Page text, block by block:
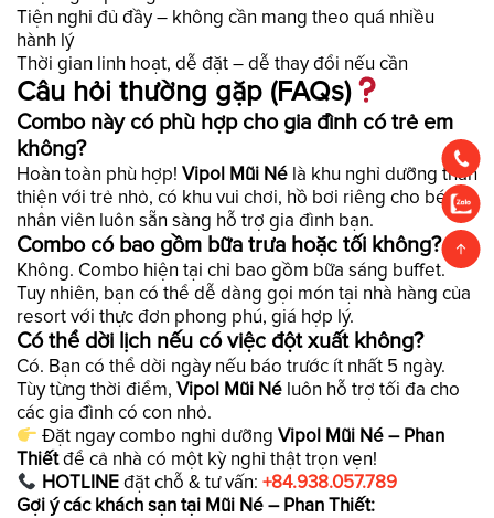
Tiện nghi đủ đầy – không cần mang theo quá nhiều
hành lý
Thời gian linh hoạt, dễ đặt – dễ thay đổi nếu cần
Câu hỏi thường gặp (FAQs)
Combo này có phù hợp cho gia đình có trẻ em
không?
Hoàn toàn phù hợp! Vipol Mũi Né là khu nghỉ dưỡng thân
thiện với trẻ nhỏ, có khu vui chơi, hồ bơi riêng cho bé và
nhân viên luôn sẵn sàng hỗ trợ gia đình bạn.
Combo có bao gồm bữa trưa hoặc tối không?
Không. Combo hiện tại chỉ bao gồm bữa sáng buffet.
Tuy nhiên, bạn có thể dễ dàng gọi món tại nhà hàng của
resort với thực đơn phong phú, giá hợp lý.
Có thể dời lịch nếu có việc đột xuất không?
Có. Bạn có thể dời ngày nếu báo trước ít nhất 5 ngày.
Tùy từng thời điểm, Vipol Mũi Né luôn hỗ trợ tối đa cho
các gia đình có con nhỏ.
Đặt ngay combo nghỉ dưỡngVipol Mũi Né –Phan
Thiếtđể cả nhà có một kỳ nghỉ thật trọn vẹn!
HOTLINEđặt chỗ & tư vấn:+84.938.057.789
Gợi ý các khách sạn tại Mũi Né – Phan Thiết: